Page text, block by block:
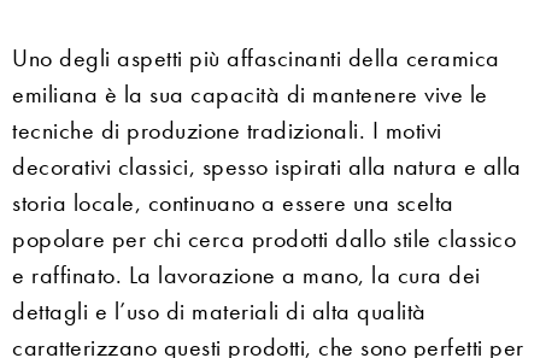
Uno degli aspetti più affascinanti della ceramica
emiliana è la sua capacità di mantenere vive le
tecniche di produzione tradizionali. I motivi
decorativi classici, spesso ispirati alla natura e alla
storia locale, continuano a essere una scelta
popolare per chi cerca prodotti dallo stile classico
e raffinato. La lavorazione a mano, la cura dei
dettagli e l’uso di materiali di alta qualità
caratterizzano questi prodotti, che sono perfetti per